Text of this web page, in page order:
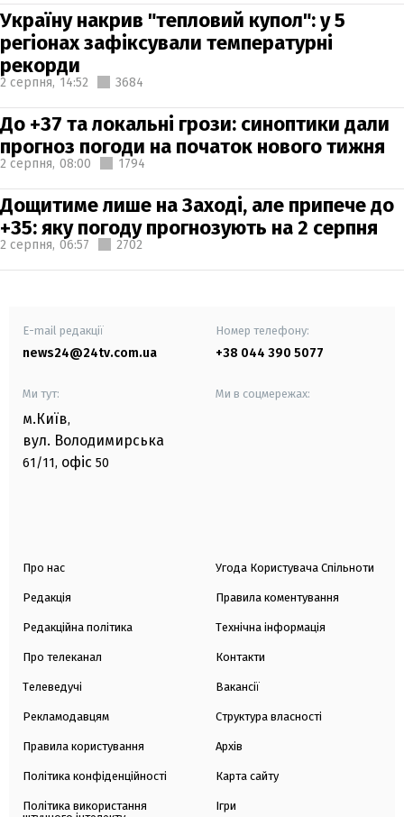
Україну накрив "тепловий купол": у 5
регіонах зафіксували температурні
рекорди
2 серпня, 14:52 3684
До +37 та локальні грози: синоптики дали
прогноз погоди на початок нового тижня
2 серпня, 08:00 1794
Дощитиме лише на Заході, але припече до
+35: яку погоду прогнозують на 2 серпня
2 серпня, 06:57 2702
E-mail редакції
news24@24tv.com.ua
Номер телефону:
+38 044 390 5077
Ми тут:
м.Київ,
вул. Володимирська
61/11, офіс 50
Ми в соцмережах:
Про нас
Редакція
Редакційна політика
Про телеканал
Телеведучі
Рекламодавцям
Правила користування
Політика конфіденційності
Політика використання
Угода Користувача Спільноти
Правила коментування
Технічна інформація
Контакти
Вакансії
Структура власності
Архів
Карта сайту
Ігри